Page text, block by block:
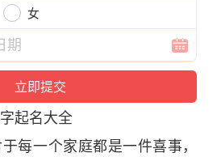
女
起名大全
每一个家庭都是一件喜事，